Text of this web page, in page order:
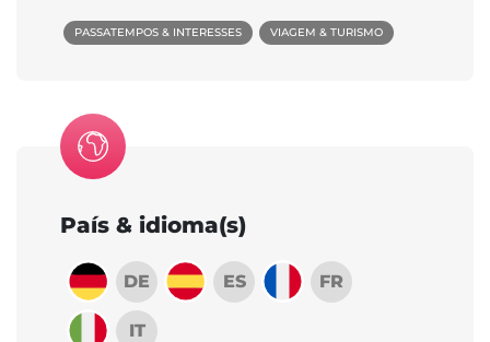
PASSATEMPOS & INTERESSES VIAGEM & TURISMO
País & idioma(s)
DE ES FR
IT